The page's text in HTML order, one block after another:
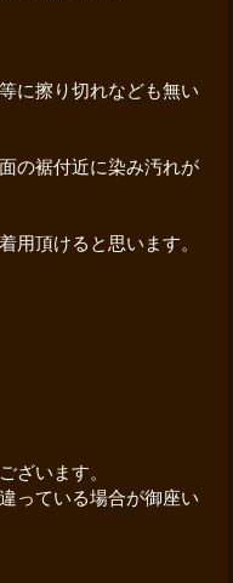
に擦り切れなども無い
の裾付近に染み汚れが
用頂けると思います。
ざいます。
っている場合が御座い